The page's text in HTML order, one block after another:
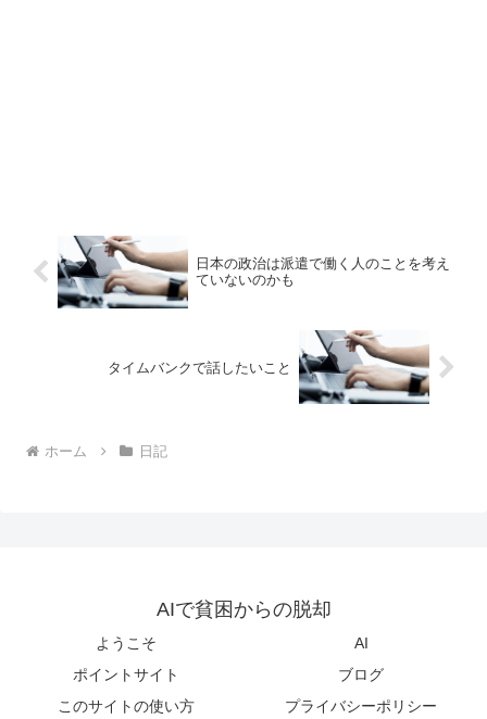
日本の政治は派遣で働く人のことを考え
ていないのかも
タイムバンクで話したいこと
ホーム 日記
AIで貧困からの脱却
ようこそ
AI
ポイントサイト
ブログ
このサイトの使い方
プライバシーポリシー